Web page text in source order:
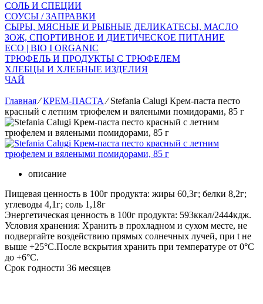
СОЛЬ И СПЕЦИИ
СОУСЫ / ЗАПРАВКИ
СЫРЫ, МЯСНЫЕ И РЫБНЫЕ ДЕЛИКАТЕСЫ, МАСЛО
ЗОЖ, СПОРТИВНОЕ И ДИЕТИЧЕСКОЕ ПИТАНИЕ
ECO | BIO I ORGANIC
ТРЮФЕЛЬ И ПРОДУКТЫ С ТРЮФЕЛЕМ
ХЛЕБЦЫ И ХЛЕБНЫЕ ИЗДЕЛИЯ
ЧАЙ
Главная⁄КРЕМ-ПАСТА ⁄ Stefania Calugi Крем-паста песто
красный с летним трюфелем и вялеными помидорами, 85 г
описание
Пищевая ценность в 100г продукта: жиры 60,3г; белки 8,2г;
углеводы 4,1г; соль 1,18г
Энергетическая ценность в 100г продукта: 593ккал/2444кдж.
Условия хранения: Хранить в прохладном и сухом месте, не
подвергайте воздействию прямых солнечных лучей, при t не
выше +25°С.После вскрытия хранить при температуре от 0°С
до +6°С.
Срок годности 36 месяцев